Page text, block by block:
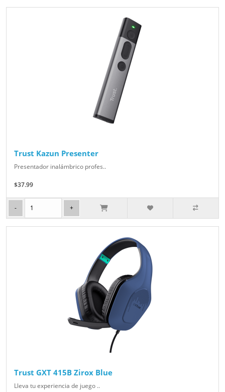
Trust Kazun Presenter
Presentador inalámbrico profes..
$37.99
Trust GXT 415B Zirox Blue
Lleva tu experiencia de juego ..